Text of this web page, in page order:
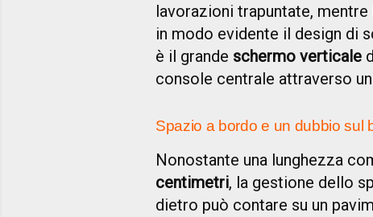
lavorazioni trapuntate,
in modo evidente il design di
è il grande schermo verticale
console centrale attraverso
Spazio a bordo e un dubbio sul
Nonostante una lunghezza
centimetri, la gestione dello
dietro può contare su un